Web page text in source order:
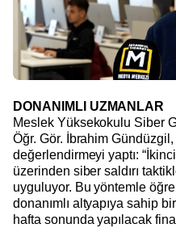
DONANIMLI UZMANLAR
Meslek Yüksekokulu Siber
Öğr. Gör. İbrahim
değerlendirmeyi yaptı:
üzerinden siber saldırı
uyguluyor. Bu yöntemle
donanımlı altyapıya sahip
hafta sonunda yapılacak